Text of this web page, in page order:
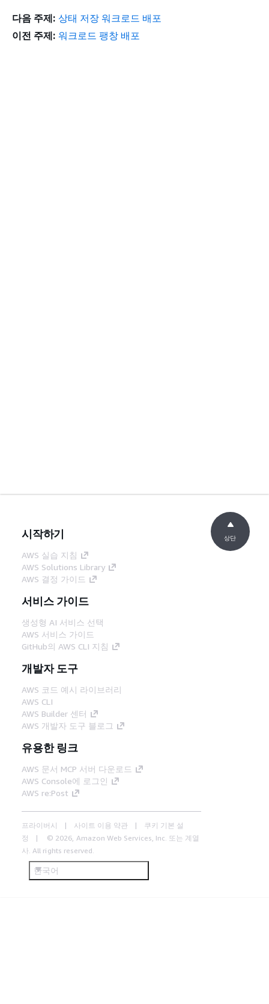
다음 주제: 상태 저장 워크로드 배포
이전 주제: 워크로드 팽창 배포
시작하기
AWS 실습 지침
AWS Solutions Library
AWS 결정 가이드
서비스 가이드
생성형 AI 서비스 선택
AWS 서비스 가이드
GitHub의 AWS CLI 지침
개발자 도구
AWS 코드 예시 라이브러리
AWS CLI
AWS Builder 센터
AWS 개발자 도구 블로그
유용한 링크
AWS 문서 MCP 서버 다운로드
AWS Console에 로그인
AWS re:Post
프라이버시 사이트 이용 약관
쿠키 기본 설
정
© 2026, Amazon Web Services, Inc. 또는 계열
사. All rights reserved.
한국어
상단